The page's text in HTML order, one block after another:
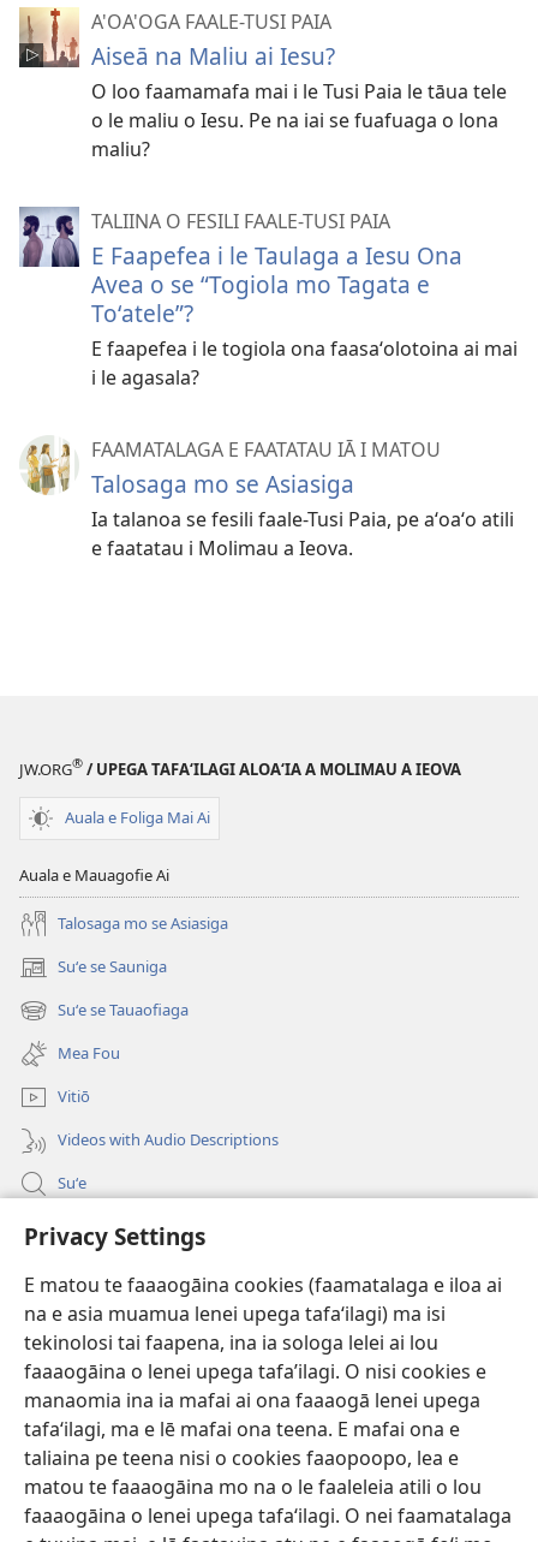
Privacy Settings
E matou te faaaogāina cookies (faamatalaga e iloa ai
na e asia muamua lenei upega tafaʻilagi) ma isi
tekinolosi tai faapena, ina ia sologa lelei ai lou
faaaogāina o lenei upega tafa’ilagi. O nisi cookies e
manaomia ina ia mafai ai ona faaaogā lenei upega
tafaʻilagi, ma e lē mafai ona teena. E mafai ona e
taliaina pe teena nisi o cookies faaopoopo, lea e
matou te faaaogāina mo na o le faaleleia atili o lou
faaaogāina o lenei upega tafaʻilagi. O nei faamatalaga
A'OA'OGA FAALE-TUSI PAIA
Aiseā na Maliu ai Iesu?
O loo faamamafa mai i le Tusi Paia le tāua tele
o le maliu o Iesu. Pe na iai se fuafuaga o lona
maliu?
TALIINA O FESILI FAALE-TUSI PAIA
E Faapefea i le Taulaga a Iesu Ona
Avea o se “Togiola mo Tagata e
Toʻatele”?
E faapefea i le togiola ona faasaʻolotoina ai mai
i le agasala?
FAAMATALAGA E FAATATAU IĀ I MATOU
Talosaga mo se Asiasiga
Ia talanoa se fesili faale-Tusi Paia, pe aʻoaʻo atili
e faatatau i Molimau a Ieova.
JW.ORG® / UPEGA TAFA‘ILAGI ALOA‘IA A MOLIMAU A IEOVA
Auala e Foliga Mai Ai
Auala e Mauagofie Ai
Talosaga mo se Asiasiga
Suʻe se Sauniga
(tatala
se
isi
polokalame)
Suʻe se Tauaofiaga
(tatala
se
isi
polokalame)
Mea Fou
Vitiō
Videos with Audio Descriptions
Suʻe
Faamatalaga mo Ofisa o le Malo
(tatala
se
polokalame)
Lomiga Faale-Tusi Paia I LE INITANETI™
(tatala
se
isi
polokalame)
JW Hub
(tatala
se
isi
polokalame)
App o le JW Library